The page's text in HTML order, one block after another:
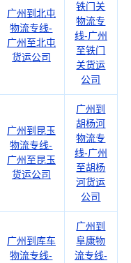
广州到北屯
物流专线-
广州至北屯
货运公司
铁门关
物流专
线-广州
至铁门
关货运
公司
广州到昆玉
物流专线-
广州至昆玉
货运公司
广州到
胡杨河
物流专
线-广州
至胡杨
河货运
公司
广州到库车
物流专线-
广州到
阜康物
流专线-